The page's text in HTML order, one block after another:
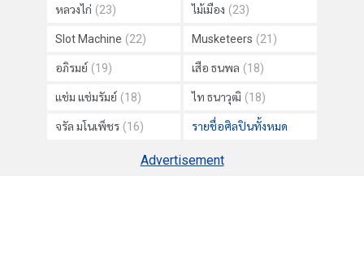
หลวงไก่ (23) ไม้เมือง (23)
Slot Machine (22) Musketeers (21)
อภิรมย์ (19) เสือ ธนพล (18)
แช่ม แช่มรัมย์ (18) ไท ธนาวุฒิ (18)
จรัล มโนเพ็ชร (16) รายชื่อศิลปินทั้งหมด
Advertisement